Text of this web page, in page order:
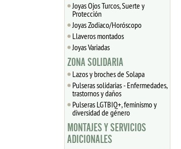
Joyas Ojos Turcos, Suerte y
Protección
Joyas Zodiaco/Horóscopo
Llaveros montados
Joyas Variadas
ZONA SOLIDARIA
Lazos y broches de Solapa
Pulseras solidarias - Enfermedades,
trastornos y daños
Pulseras LGTBIQ+, feminismo y
diversidad de género
MONTAJES Y SERVICIOS
ADICIONALES